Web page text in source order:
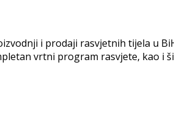
i prodaji rasvjetnih tijela u
vrtni program rasvjete, kao i